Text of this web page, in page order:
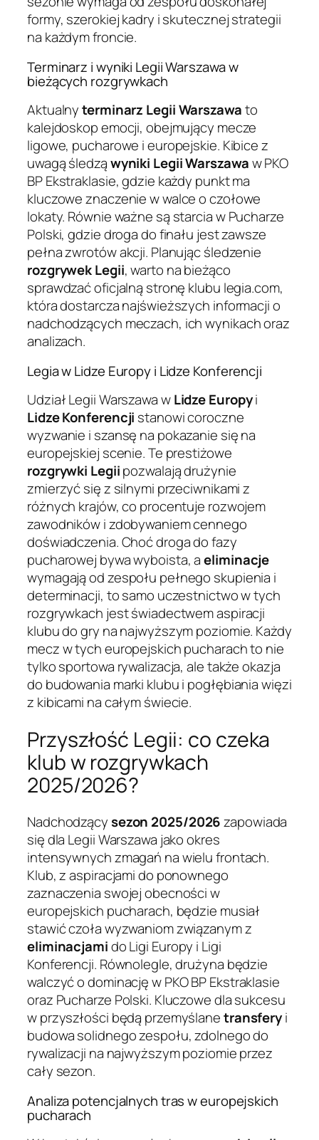
formy, szerokiej kadry i skutecznej strategii
na każdym froncie.
Terminarz i wyniki Legii Warszawa w
bieżących rozgrywkach
Aktualnyterminarz Legii Warszawato
kalejdoskop emocji, obejmujący mecze
ligowe, pucharowe i europejskie. Kibice z
uwagą śledząwyniki Legii Warszawaw PKO
BP Ekstraklasie, gdzie każdy punkt ma
kluczowe znaczenie w walce o czołowe
lokaty. Równie ważne są starcia w Pucharze
Polski, gdzie droga do finału jest zawsze
pełna zwrotów akcji. Planując śledzenie
rozgrywek Legii, warto na bieżąco
sprawdzać oficjalną stronę klubu legia.com,
która dostarcza najświeższych informacji o
nadchodzących meczach, ich wynikach oraz
analizach.
Legia w Lidze Europy i Lidze Konferencji
Udział Legii Warszawa wLidze Europyi
Lidze Konferencji stanowi coroczne
wyzwanie i szansę na pokazanie się na
europejskiej scenie. Te prestiżowe
rozgrywki Legiipozwalają drużynie
zmierzyć się z silnymi przeciwnikami z
różnych krajów, co procentuje rozwojem
zawodników i zdobywaniem cennego
doświadczenia. Choć droga do fazy
pucharowej bywa wyboista, aeliminacje
wymagają od zespołu pełnego skupienia i
determinacji, to samo uczestnictwo w tych
rozgrywkach jest świadectwem aspiracji
klubu do gry na najwyższym poziomie. Każdy
mecz w tych europejskich pucharach to nie
tylko sportowa rywalizacja, ale także okazja
do budowania marki klubu i pogłębiania więzi
z kibicami na całym świecie.
Przyszłość Legii: co czeka
klub w rozgrywkach
2025/2026?
Nadchodzącysezon 2025/2026zapowiada
się dla Legii Warszawa jako okres
intensywnych zmagań na wielu frontach.
Klub, z aspiracjami do ponownego
zaznaczenia swojej obecności w
europejskich pucharach, będzie musiał
stawić czoła wyzwaniom związanym z
eliminacjamido Ligi Europy i Ligi
Konferencji. Równolegle, drużyna będzie
walczyć o dominację w PKO BP Ekstraklasie
oraz Pucharze Polski. Kluczowe dla sukcesu
w przyszłości będą przemyślanetransferyi
budowa solidnego zespołu, zdolnego do
rywalizacji na najwyższym poziomie przez
cały sezon.
Analiza potencjalnych tras w europejskich
pucharach